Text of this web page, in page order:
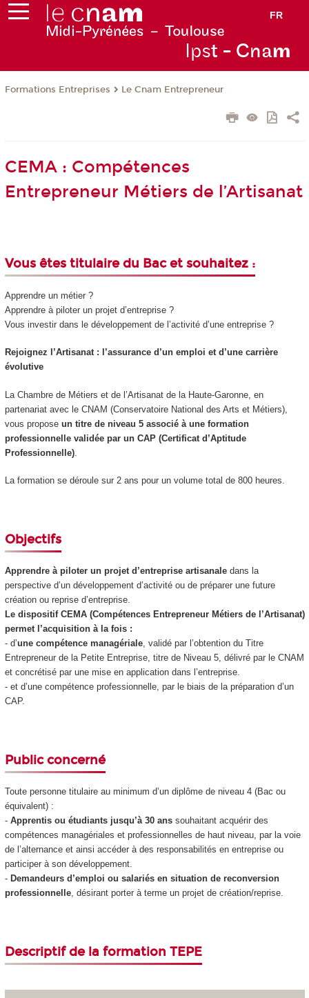
FR
Ipst - Cnam
Formations Entreprises Le Cnam Entrepreneur
CEMA : Compétences
Entrepreneur Métiers de l’Artisanat
Vous êtes titulaire du Bac et souhaitez :
Apprendre un métier ?
Apprendre à piloter un projet d’entreprise ?
Vous investir dans le développement de l’activité d’une entreprise ?
Rejoignez l’Artisanat : l’assurance d’un emploi et d’une carrière
évolutive
La Chambre de Métiers et de l’Artisanat de la Haute-Garonne, en
partenariat avec le CNAM (Conservatoire National des Arts et Métiers),
vous propose un titre de niveau 5 associé à une formation
professionnelle validée par un CAP (Certificat d’Aptitude
Professionnelle).
La formation se déroule sur 2 ans pour un volume total de 800 heures.
Objectifs
Apprendre à piloter un projet d’entreprise artisanaledans la
perspective d’un développement d’activité ou de préparer une future
création ou reprise d’entreprise.
Le dispositif CEMA (Compétences Entrepreneur Métiers de l’Artisanat)
permet l’acquisition à la fois :
- d’une compétence managériale, validé par l’obtention du Titre
Entrepreneur de la Petite Entreprise, titre de Niveau 5, délivré par le CNAM
et concrétisé par une mise en application dans l’entreprise.
- et d’une compétence professionnelle, par le biais de la préparation d’un
CAP.
Public concerné
Toute personne titulaire au minimum d’un diplôme de niveau 4(Bac ou
équivalent) :
- Apprentisou étudiants jusqu’à 30 anssouhaitant acquérir des
compétences managériales et professionnelles de haut niveau, par la voie
de l’alternanceet ainsi accéder à des responsabilités en entreprise ou
participer à son développement.
- Demandeurs d’emploi ou salariés en situation de reconversion
professionnelle, désirant porter à terme un projet de création/reprise.
Descriptif de la formation TEPE